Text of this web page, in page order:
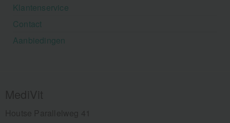
Klantenservice
Contact
Aanbiedingen